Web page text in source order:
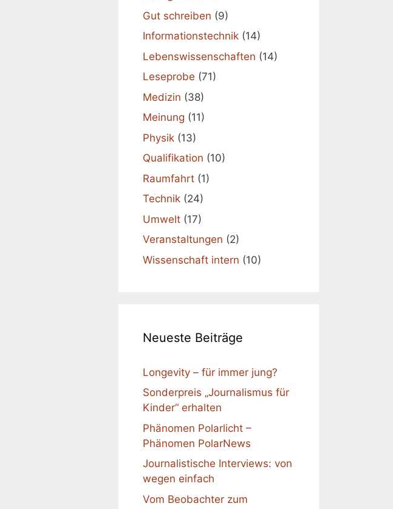
Gut schreiben (9)
Informationstechnik (14)
Lebenswissenschaften (14)
Leseprobe (71)
Medizin (38)
Meinung (11)
Physik (13)
Qualifikation (10)
Raumfahrt (1)
Technik (24)
Umwelt (17)
Veranstaltungen (2)
Wissenschaft intern (10)
Neueste Beiträge
Longevity – für immer jung?
Sonderpreis „Journalismus für
Kinder“ erhalten
Phänomen Polarlicht –
Phänomen PolarNews
Journalistische Interviews: von
wegen einfach
Vom Beobachter zum